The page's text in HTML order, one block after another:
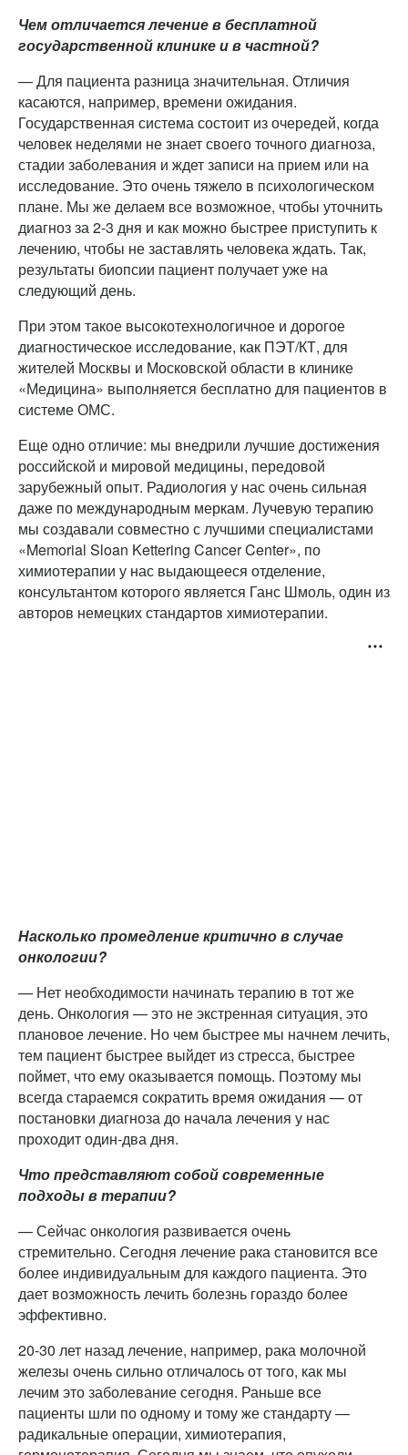
Чем отличается лечение в бесплатной
государственной клинике и в частной?
— Для пациента разница значительная. Отличия
касаются, например, времени ожидания.
Государственная система состоит из очередей, когда
человек неделями не знает своего точного диагноза,
стадии заболевания и ждет записи на прием или на
исследование. Это очень тяжело в психологическом
плане. Мы же делаем все возможное, чтобы уточнить
диагноз за 2-3 дня и как можно быстрее приступить к
лечению, чтобы не заставлять человека ждать. Так,
результаты биопсии пациент получает уже на
следующий день.
При этом такое высокотехнологичное и дорогое
диагностическое исследование, как ПЭТ/КТ, для
жителей Москвы и Московской области в клинике
«Медицина» выполняется бесплатно для пациентов в
системе ОМС.
Еще одно отличие: мы внедрили лучшие достижения
российской и мировой медицины, передовой
зарубежный опыт. Радиология у нас очень сильная
даже по международным меркам. Лучевую терапию
мы создавали совместно с лучшими специалистами
«Memorial Sloan Kettering Cancer Center», по
химиотерапии у нас выдающееся отделение,
консультантом которого является Ганс Шмоль, один из
авторов немецких стандартов химиотерапии.
Насколько промедление критично в случае
онкологии?
— Нет необходимости начинать терапию в тот же
день. Онкология — это не экстренная ситуация, это
плановое лечение. Но чем быстрее мы начнем лечить,
тем пациент быстрее выйдет из стресса, быстрее
поймет, что ему оказывается помощь. Поэтому мы
всегда стараемся сократить время ожидания — от
постановки диагноза до начала лечения у нас
проходит один-два дня.
Что представляют собой современные
подходы в терапии?
— Сейчас онкология развивается очень
стремительно. Сегодня лечение рака становится все
более индивидуальным для каждого пациента. Это
дает возможность лечить болезнь гораздо более
эффективно.
20-30 лет назад лечение, например, рака молочной
железы очень сильно отличалось от того, как мы
лечим это заболевание сегодня. Раньше все
пациенты шли по одному и тому же стандарту —
радикальные операции, химиотерапия,